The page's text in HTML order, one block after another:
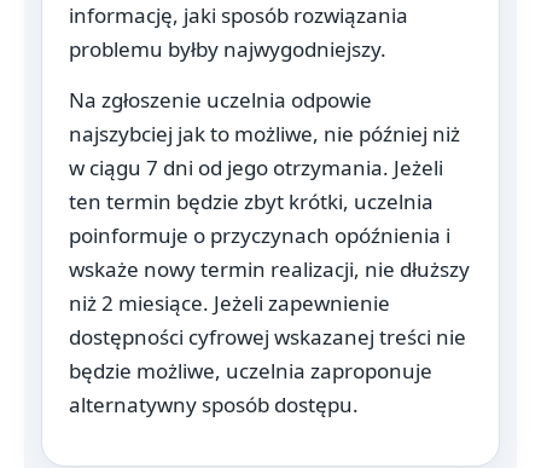
informację, jaki sposób rozwiązania
problemu byłby najwygodniejszy.
Na zgłoszenie uczelnia odpowie
najszybciej jak to możliwe, nie później niż
w ciągu 7 dni od jego otrzymania. Jeżeli
ten termin będzie zbyt krótki, uczelnia
poinformuje o przyczynach opóźnienia i
wskaże nowy termin realizacji, nie dłuższy
niż 2 miesiące. Jeżeli zapewnienie
dostępności cyfrowej wskazanej treści nie
będzie możliwe, uczelnia zaproponuje
alternatywny sposób dostępu.